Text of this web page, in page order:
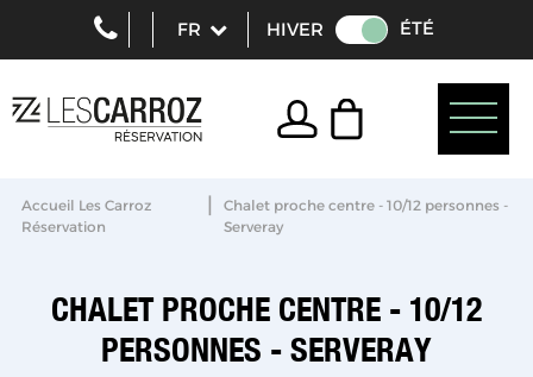
HIVER ÉTÉ
Accueil Les Carroz
Réservation
|
Chalet proche centre - 10/12 personnes -
Serveray
CHALET PROCHE CENTRE - 10/12
PERSONNES - SERVERAY